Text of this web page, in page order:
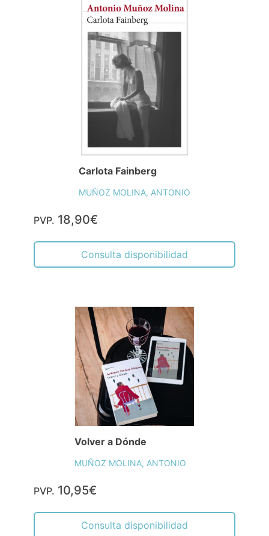
Carlota Fainberg
MUÑOZ MOLINA, ANTONIO
PVP. 18,90€
Consulta disponibilidad
Volver a Dónde
MUÑOZ MOLINA, ANTONIO
PVP. 10,95€
Consulta disponibilidad